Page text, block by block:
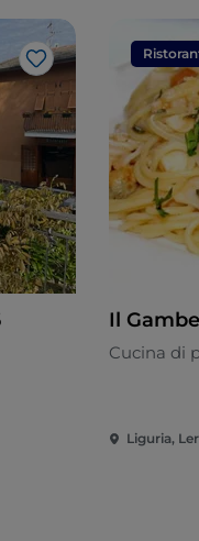
Like
Il
Cucina di
Liguria,